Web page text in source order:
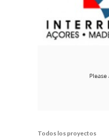
Todos los proyectos